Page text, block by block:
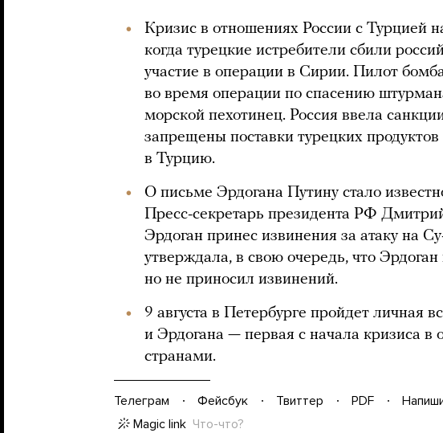
Кризис в отношениях России с Турцией
когда турецкие истребители сбили
участие в операции в Сирии. Пилот
во время операции по спасению
морской пехотинец. Россия ввела
запрещены поставки турецких
в Турцию.
О письме Эрдогана Путину стало
Пресс-секретарь президента РФ
Эрдоган принес извинения за атаку на
утверждала, в свою очередь, что
но не приносил извинений.
9 августа в Петербурге пройдет личная
и Эрдогана — первая с начала кризиса
странами.
Телеграм Фейсбук Твиттер PDF
Magic link Что-что?